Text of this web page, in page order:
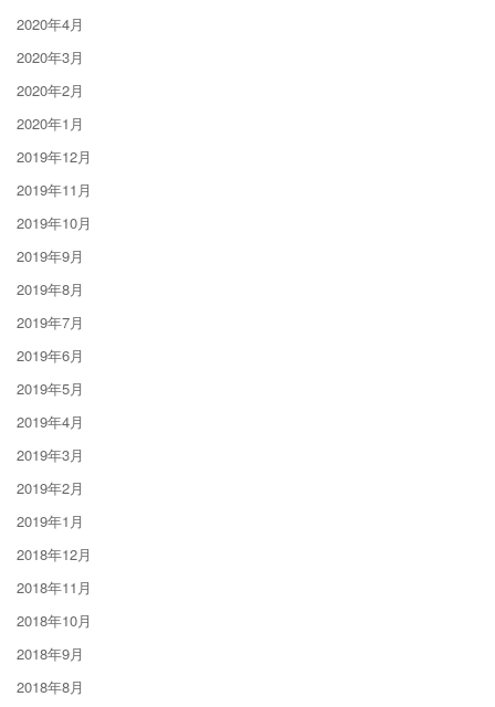
2020年4月
2020年3月
2020年2月
2020年1月
2019年12月
2019年11月
2019年10月
2019年9月
2019年8月
2019年7月
2019年6月
2019年5月
2019年4月
2019年3月
2019年2月
2019年1月
2018年12月
2018年11月
2018年10月
2018年9月
2018年8月